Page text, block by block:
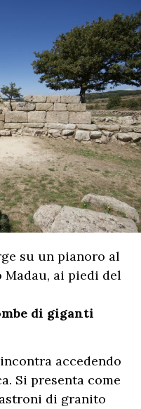
su un pianoro al
ai piedi del
di giganti
accedendo
Si presenta come
di granito